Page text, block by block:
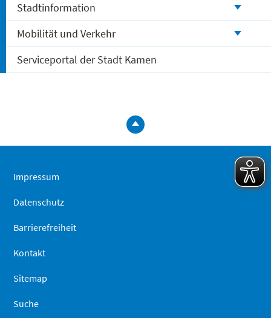
Stadtinformation
Mobilität und Verkehr
Serviceportal der Stadt Kamen
zum
Impressum
Datenschutz
Barrierefreiheit
Kontakt
Sitemap
Suche